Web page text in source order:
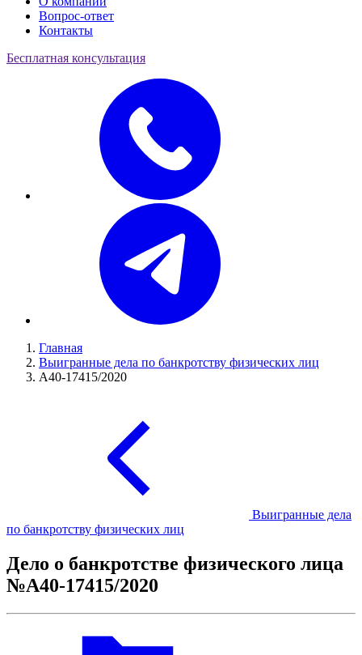
Вопрос-ответ
Контакты
Бесплатная консультация
Главная
Выигранные дела по банкротству физических лиц
А40-17415/2020
Выигранные дела
по банкротству физических лиц
Дело о банкротстве физического лица
№А40-17415/2020